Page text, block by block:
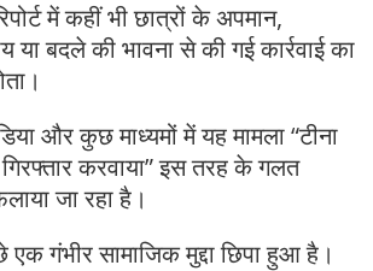
में कहीं भी छात्रों के अपमान,
या बदले की भावना से की गई कार्रवाई का
और कुछ माध्यमों में यह मामला “टीना
गिरफ्तार करवाया” इस तरह के गलत
जा रहा है।
एक गंभीर सामाजिक मुद्दा छिपा हुआ है।